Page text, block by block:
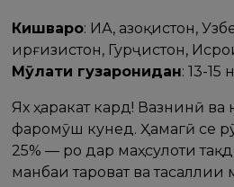
Кишварҳо: ИА, Қазоқистон,
Қирғизистон, Гурҷистон,
Мӯҳлати гузаронидан: 13-15
Ях ҳаракат кард! Вазнинӣ ва
фаромӯш кунед. Ҳамагӣ се
25% — ро дар маҳсулоти
манбаи тароват ва